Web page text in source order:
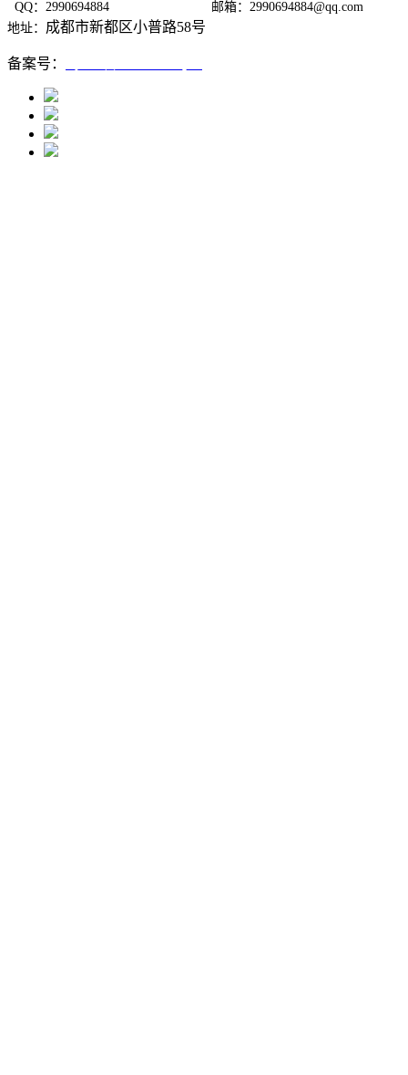
QQ：2990694884
邮箱：2990694884@qq.com
地址： 成都市新都区小普路58号
备案号：